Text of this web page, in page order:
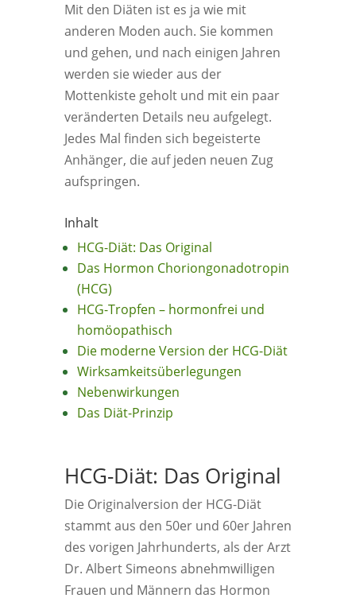
Mit den Diäten ist es ja wie mit
anderen Moden auch. Sie kommen
und gehen, und nach einigen Jahren
werden sie wieder aus der
Mottenkiste geholt und mit ein paar
veränderten Details neu aufgelegt.
Jedes Mal finden sich begeisterte
Anhänger, die auf jeden neuen Zug
aufspringen.
Inhalt
HCG-Diät: Das Original
Das Hormon Choriongonadotropin
(HCG)
HCG-Tropfen – hormonfrei und
homöopathisch
Die moderne Version der HCG-Diät
Wirksamkeitsüberlegungen
Nebenwirkungen
Das Diät-Prinzip
HCG-Diät: Das Original
Die Originalversion der HCG-Diät
stammt aus den 50er und 60er Jahren
des vorigen Jahrhunderts, als der Arzt
Dr. Albert Simeons abnehmwilligen
Frauen und Männern das Hormon